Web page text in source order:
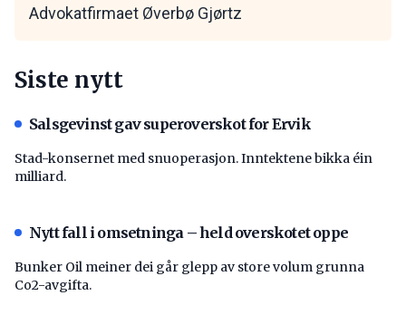
Advokatfirmaet Øverbø Gjørtz
Siste nytt
Salsgevinst gav superoverskot for Ervik
Stad-konsernet med snuoperasjon. Inntektene bikka éin
milliard.
Nytt fall i omsetninga – held overskotet oppe
Bunker Oil meiner dei går glepp av store volum grunna
Co2-avgifta.